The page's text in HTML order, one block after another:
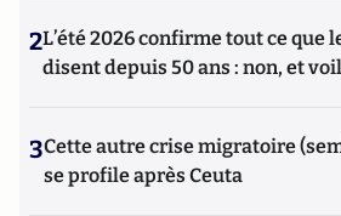
2L’été 2026 confirme tout ce que
disent depuis 50 ans : non, et
3Cette autre crise migratoire
se profile après Ceuta